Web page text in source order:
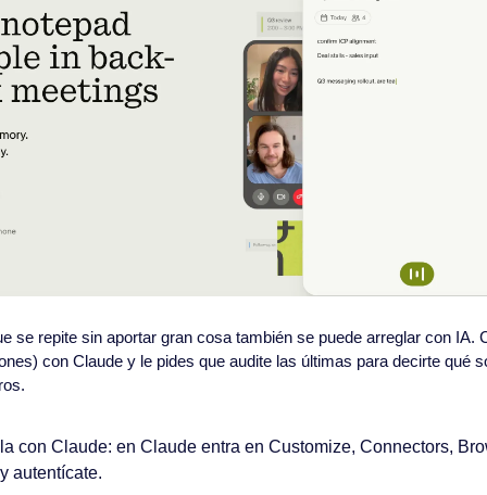
se repite sin aportar gran cosa también se puede arreglar con IA.
con Claude y le pides que audite las últimas para decirte qué
con Claude: en Claude entra en Customize, Connectors,
autentícate.